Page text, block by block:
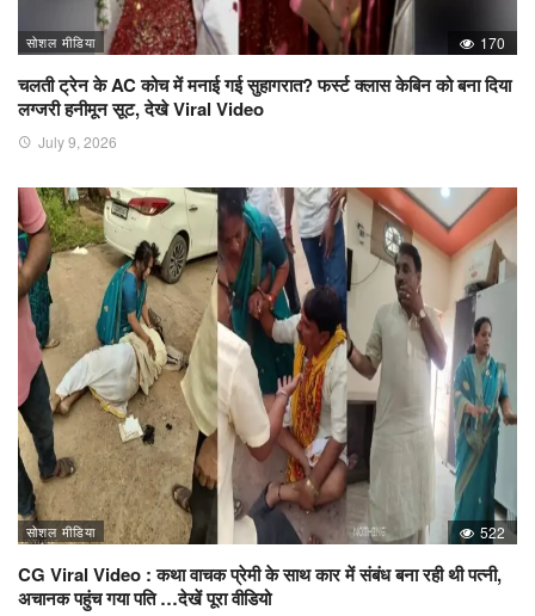
सोशल मीडिया 170
चलती ट्रेन के AC कोच में मनाई गई सुहागरात? फर्स्ट क्लास केबिन को बना दिया
लग्जरी हनीमून सूट, देखे Viral Video
July 9, 2026
सोशल मीडिया 522
CG Viral Video : कथा वाचक प्रेमी के साथ कार में संबंध बना रही थी पत्नी,
अचानक पहुंच गया पति …देखें पूरा वीडियो